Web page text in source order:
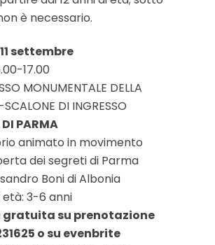
è necessario.
settembre
17.00
MONUMENTALE DELLA
DI INGRESSO
DI PARMA
animato in movimento
dei segreti di Parma
Boni di Albonia
età: 3-6 anni
su prenotazione
o su evenbrite